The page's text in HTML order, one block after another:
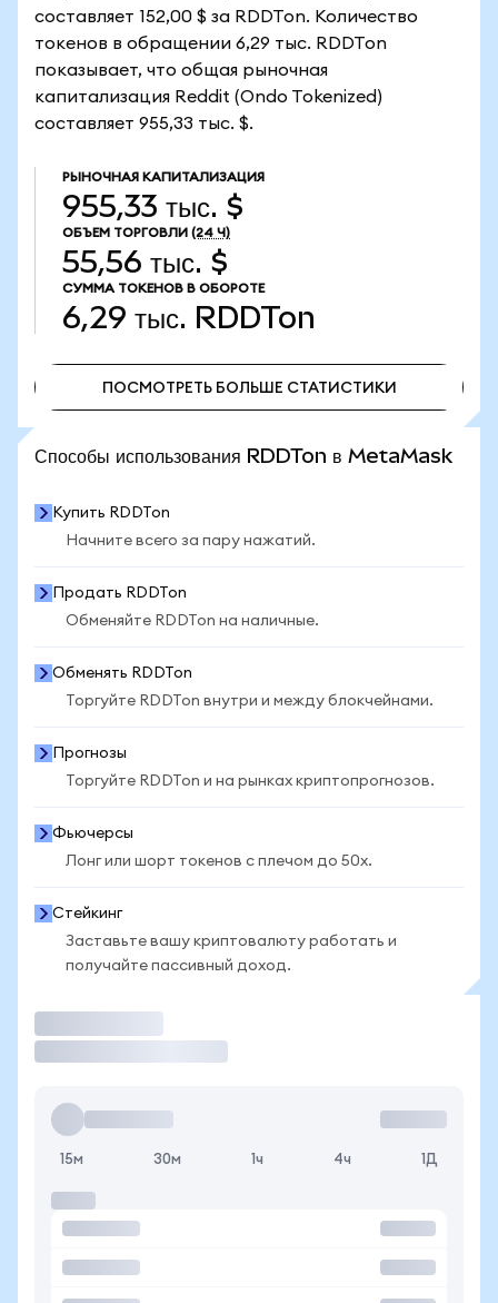
составляет 152,00 $ за RDDTon. Количество
токенов в обращении 6,29 тыс. RDDTon
показывает, что общая рыночная
капитализация Reddit (Ondo Tokenized)
составляет 955,33 тыс. $.
РЫНОЧНАЯ КАПИТАЛИЗАЦИЯ
955,33 тыс. $
ОБЪЕМ ТОРГОВЛИ (24 Ч)
55,56 тыс. $
СУММА ТОКЕНОВ В ОБОРОТЕ
6,29 тыс. RDDTon
ПОСМОТРЕТЬ БОЛЬШЕ СТАТИСТИКИ
Способы использования RDDTon в MetaMask
Купить RDDTon
Начните всего за пару нажатий.
Продать RDDTon
Обменяйте RDDTon на наличные.
Обменять RDDTon
Торгуйте RDDTon внутри и между блокчейнами.
Прогнозы
Торгуйте RDDTon и на рынках криптопрогнозов.
Фьючерсы
Лонг или шорт токенов с плечом до 50x.
Стейкинг
Заставьте вашу криптовалюту работать и
получайте пассивный доход.
15м 30м 1ч 4ч 1Д